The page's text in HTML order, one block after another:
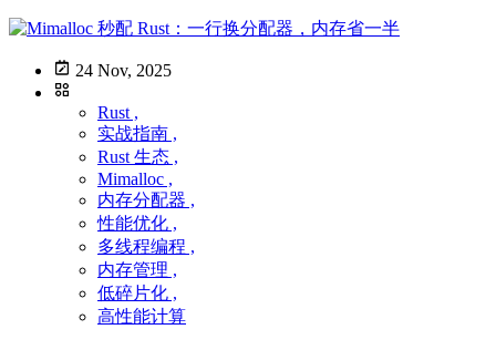
24 Nov, 2025
Rust ,
实战指南 ,
Rust 生态 ,
Mimalloc ,
内存分配器 ,
性能优化 ,
多线程编程 ,
内存管理 ,
低碎片化 ,
高性能计算